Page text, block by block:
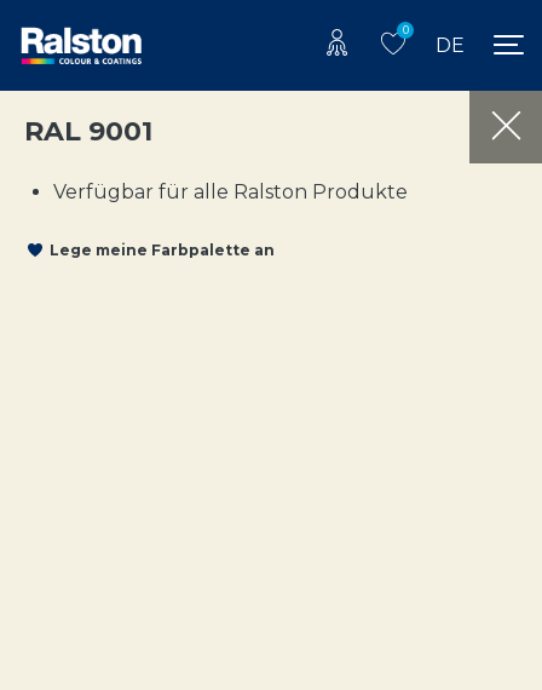
0
DE
RAL 9001
Verfügbar für alle Ralston Produkte
Lege meine Farbpalette an